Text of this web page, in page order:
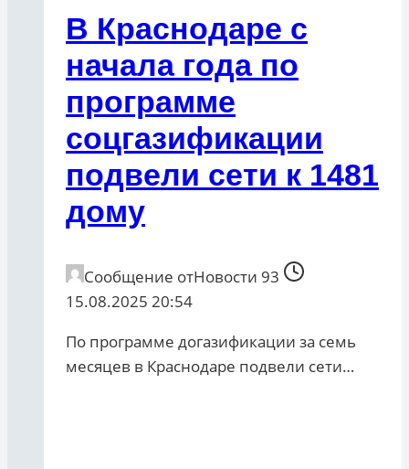
В Краснодаре с
начала года по
программе
соцгазификации
подвели сети к 1481
дому
Сообщение отНовости 93
15.08.2025 20:54
По программе догазификации за семь
месяцев в Краснодаре подвели сети…